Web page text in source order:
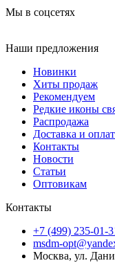
Мы в соцсетях
Наши предложения
Новинки
Хиты продаж
Рекомендуем
Редкие иконы
Распродажа
Доставка и
Контакты
Новости
Статьи
Оптовикам
Контакты
+7 (499) 235-01-
msdm-
Москва, ул.